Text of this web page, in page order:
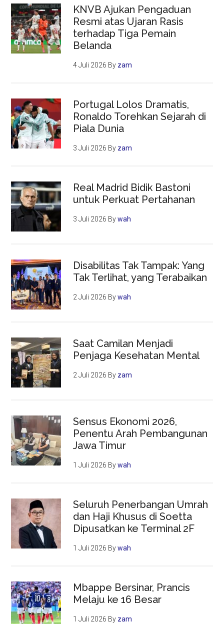
KNVB Ajukan Pengaduan
Resmi atas Ujaran Rasis
terhadap Tiga Pemain
Belanda
4 Juli 2026 By zam
Portugal Lolos Dramatis,
Ronaldo Torehkan Sejarah di
Piala Dunia
3 Juli 2026 By zam
Real Madrid Bidik Bastoni
untuk Perkuat Pertahanan
3 Juli 2026 Bywah
Disabilitas Tak Tampak: Yang
Tak Terlihat, yang Terabaikan
2 Juli 2026 Bywah
Saat Camilan Menjadi
Penjaga Kesehatan Mental
2 Juli 2026 By zam
Sensus Ekonomi 2026,
Penentu Arah Pembangunan
Jawa Timur
1 Juli 2026 Bywah
Seluruh Penerbangan Umrah
dan Haji Khusus di Soetta
Dipusatkan ke Terminal 2F
1 Juli 2026 Bywah
Mbappe Bersinar, Prancis
Melaju ke 16 Besar
1 Juli 2026 By zam